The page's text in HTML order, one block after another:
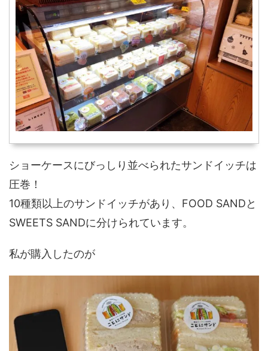
ショーケースにびっしり並べられたサンドイッチは
圧巻！
10種類以上のサンドイッチがあり、FOOD SANDと
SWEETS SANDに分けられています。
私が購入したのが